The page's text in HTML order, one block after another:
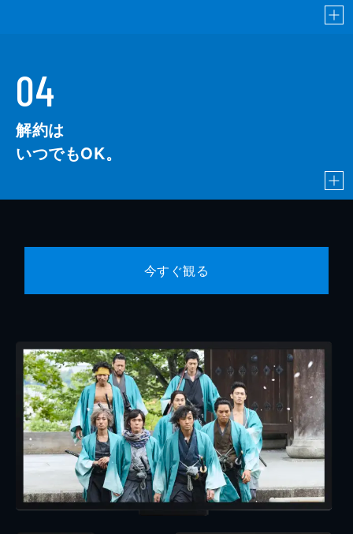
04
解約は
いつでもOK。
今すぐ観る